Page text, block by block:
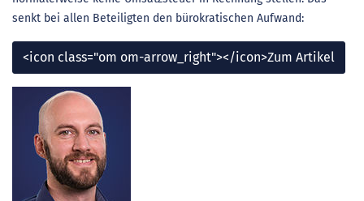
senkt bei allen Beteiligten den bürokratischen Aufwand:
<icon class="om om-arrow_right"></icon>Zum Artikel